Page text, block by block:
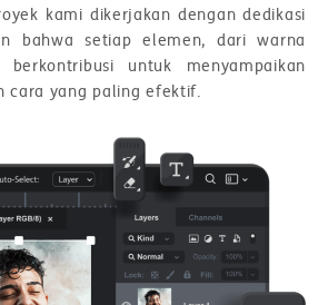
kami dikerjakan dengan dedikasi
bahwa setiap elemen, dari warna
berkontribusi untuk menyampaikan
cara yang paling efektif.